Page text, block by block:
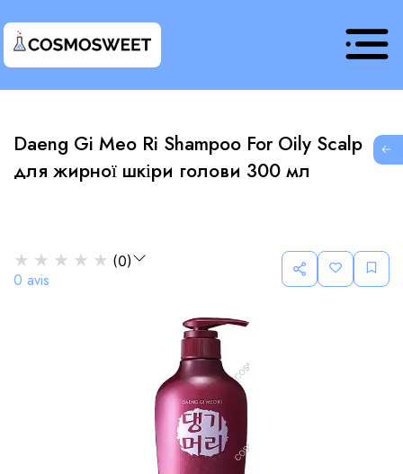
Daeng Gi Meo Ri Shampoo For Oily Scalp
для жирної шкіри голови 300 мл
★ ★ ★ ★ ★ (0)
0 avis